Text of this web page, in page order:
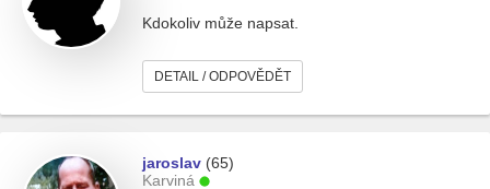
Kdokoliv může napsat.
DETAIL / ODPOVĚDĚT
jaroslav (65)
Karviná